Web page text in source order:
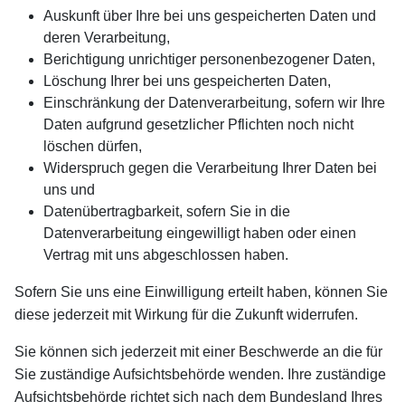
Auskunft über Ihre bei uns gespeicherten Daten und
deren Verarbeitung,
Berichtigung unrichtiger personenbezogener Daten,
Löschung Ihrer bei uns gespeicherten Daten,
Einschränkung der Datenverarbeitung, sofern wir Ihre
Daten aufgrund gesetzlicher Pflichten noch nicht
löschen dürfen,
Widerspruch gegen die Verarbeitung Ihrer Daten bei
uns und
Datenübertragbarkeit, sofern Sie in die
Datenverarbeitung eingewilligt haben oder einen
Vertrag mit uns abgeschlossen haben.
Sofern Sie uns eine Einwilligung erteilt haben, können Sie
diese jederzeit mit Wirkung für die Zukunft widerrufen.
Sie können sich jederzeit mit einer Beschwerde an die für
Sie zuständige Aufsichtsbehörde wenden. Ihre zuständige
Aufsichtsbehörde richtet sich nach dem Bundesland Ihres